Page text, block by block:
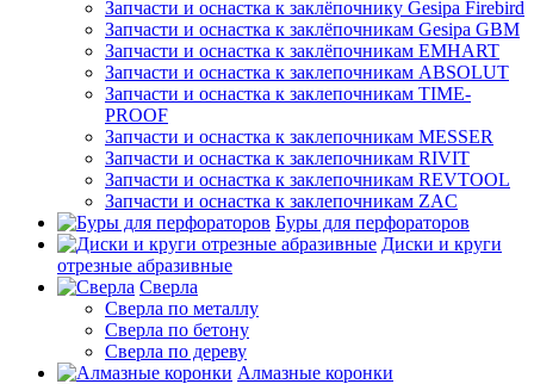
Запчасти и оснастка к заклёпочнику Gesipa Firebird
Запчасти и оснастка к заклёпочникам Gesipa GBM
Запчасти и оснастка к заклёпочникам EMHART
Запчасти и оснастка к заклепочникам ABSOLUT
Запчасти и оснастка к заклепочникам TIME-
PROOF
Запчасти и оснастка к заклепочникам MESSER
Запчасти и оснастка к заклепочникам RIVIT
Запчасти и оснастка к заклепочникам REVTOOL
Запчасти и оснастка к заклепочникам ZAC
Буры для перфораторов
Диски и круги
отрезные абразивные
Сверла
Сверла по металлу
Сверла по бетону
Сверла по дереву
Алмазные коронки